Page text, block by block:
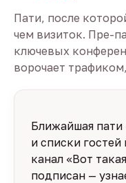
Пати, после
чем визиток. Пре-
ключевых
ворочает
Ближайшая пати
и списки
канал «Вот
подписан —